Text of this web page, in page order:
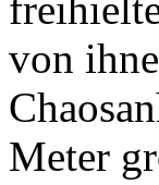
von
Meter